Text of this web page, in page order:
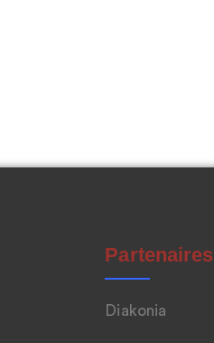
Partenaires
Diakonia